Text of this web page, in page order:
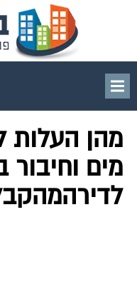
מהן העלות
מים וחיבור